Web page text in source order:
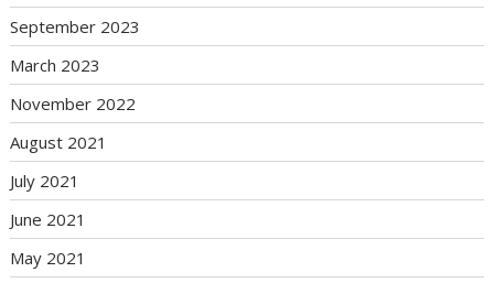
September 2023
March 2023
November 2022
August 2021
July 2021
June 2021
May 2021